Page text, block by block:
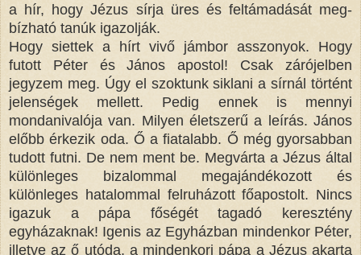
a hír, hogy Jézus sírja üres és feltámadását meg-
bízható tanúk igazolják.
Hogy siettek a hírt vivő jámbor asszonyok. Hogy
futott Péter és János apostol! Csak zárójelben
jegyzem meg. Úgy el szoktunk siklani a sírnál történt
jelenségek mellett. Pedig ennek is mennyi
mondanivalója van. Milyen életszerű a leírás. János
előbb érkezik oda. Ő a fiatalabb. Ő még gyorsabban
tudott futni. De nem ment be. Megvárta a Jézus által
különleges bizalommal megajándékozott és
különleges hatalommal felruházott főapostolt. Nincs
igazuk a pápa főségét tagadó keresztény
egyházaknak! Igenis az Egyházban mindenkor Péter,
illetve az ő utóda, a mindenkori pápa a Jézus akarta